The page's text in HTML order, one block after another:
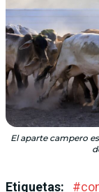
El aparte campero
Etiquetas: #